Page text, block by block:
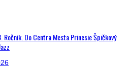
Ročník. Do Centra Mesta Prinesie Špičkový